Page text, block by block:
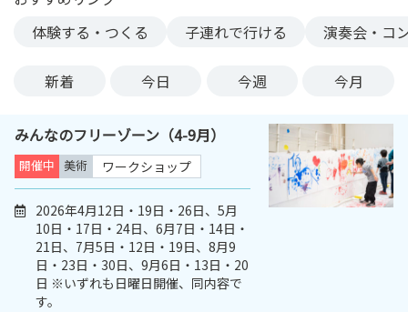
体験する・つくる
子連れで行ける 演奏会・コ
新着 今日 今週 今月
みんなのフリーゾーン（4-9月）
開催中 美術 ワークショップ
2026年4月12日・19日・26日、5月
10日・17日・24日、6月7日・14日・
21日、7月5日・12日・19日、8月9
日・23日・30日、9月6日・13日・20
日 ※いずれも日曜日開催、同内容で
す。